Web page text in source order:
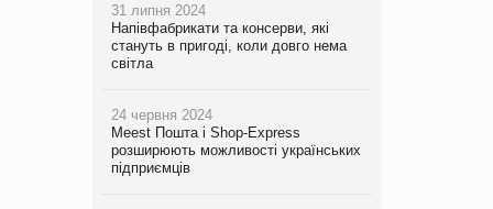
31 липня 2024
Напівфабрикати та консерви, які
стануть в пригоді, коли довго нема
світла
24 червня 2024
Meest Пошта і Shop-Express
розширюють можливості українських
підприємців